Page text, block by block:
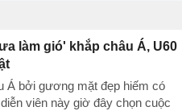
làm gió' khắp châu Á, U60
Á bởi gương mặt đẹp hiếm có
viên này giờ đây chọn cuộc